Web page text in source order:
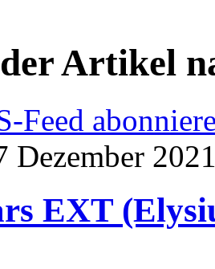
Artikel
Feed
Dezember
EXT